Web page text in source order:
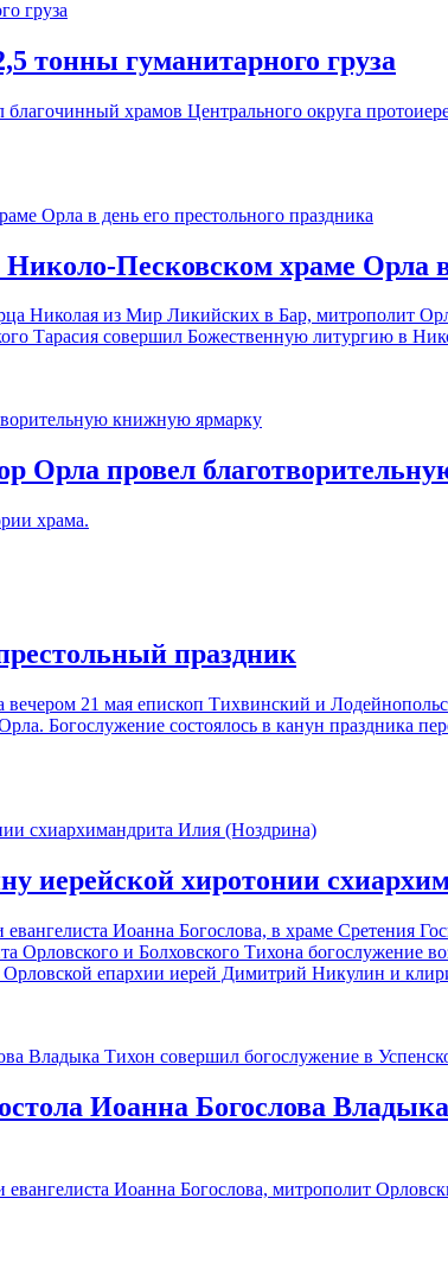
тонны гуманитарного груза
благочинный храмов Центрального округа
Песковском храме Орла в
Николая из Мир Ликийских в Бар, митрополит
Тарасия совершил Божественную литургию в
Орла провел
храма.
праздник
21 мая епископ Тихвинский и
Богослужение состоялось в канун праздника
иерейской хиротонии
Иоанна Богослова, в храме Сретения
Орловского и Болховского Тихона богослужение
епархии иерей Димитрий Никулин и
Иоанна Богослова
Иоанна Богослова, митрополит